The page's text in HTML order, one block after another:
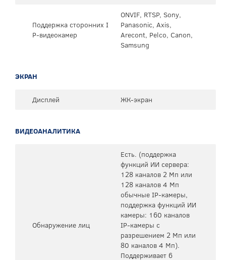
Поддержка сторонних I
P-видеокамер
ONVIF, RTSP, Sony,
Panasonic, Axis,
Arecont, Pelco, Canon,
Samsung
ЭКРАН
Дисплей ЖК-экран
ВИДЕОАНАЛИТИКА
Обнаружение лиц
Есть. (поддержка
функций ИИ сервера:
128 каналов 2 Мп или
128 каналов 4 Мп
обычные IP-камеры,
поддержка функций ИИ
камеры: 160 каналов
IP-камеры с
разрешением 2 Мп или
80 каналов 4 Мп).
Поддерживает 6